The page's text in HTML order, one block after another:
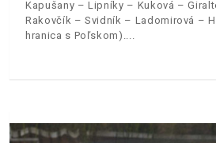
Kapušany – Lipníky – Kuková –
Rakovčík – Svidník – Ladomirová –
hranica s Poľskom).